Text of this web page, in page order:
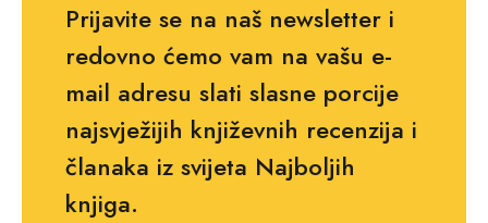
Prijavite se na naš newsletter i
redovno ćemo vam na vašu e-
mail adresu slati slasne porcije
najsvježijih književnih recenzija i
članaka iz svijeta Najboljih
knjiga.